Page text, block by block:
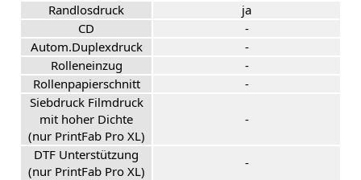
Randlosdruck
ja
CD
-
Autom.Duplexdruck
-
Rolleneinzug
-
Rollenpapierschnitt
-
Siebdruck Filmdruck
mit hoher Dichte
(nur PrintFab Pro XL)
-
DTF Unterstützung
(nur PrintFab Pro XL)
-